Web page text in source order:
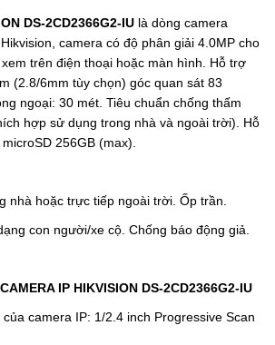
DS-2CD2366G2-IU là dòng camera
camera có độ phân giải 4.0MP cho
trên điện thoại hoặc màn hình. Hỗ trợ
(2.8/6mm tùy chọn) góc quan sát 83
ngoại: 30 mét. Tiêu chuẩn chống thấm
hợp sử dụng trong nhà và ngoài trời). Hỗ
256GB (max).
nhà hoặc trực tiếp ngoài trời. Ốp trần.
con người/xe cộ. Chống báo động giả.
IP HIKVISION DS-2CD2366G2-IU
camera IP: 1/2.4 inch Progressive Scan